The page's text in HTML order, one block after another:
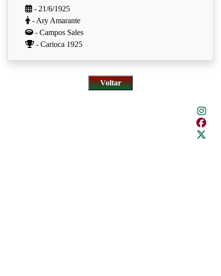
- 21/6/1925
- Ary Amarante
- Campos Sales
- Carioca 1925